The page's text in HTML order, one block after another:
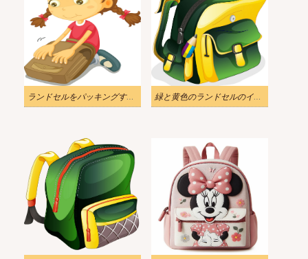
ランドセルをパッキングする女の子のイラスト png 緑と黄色のランドセルのイラストpng